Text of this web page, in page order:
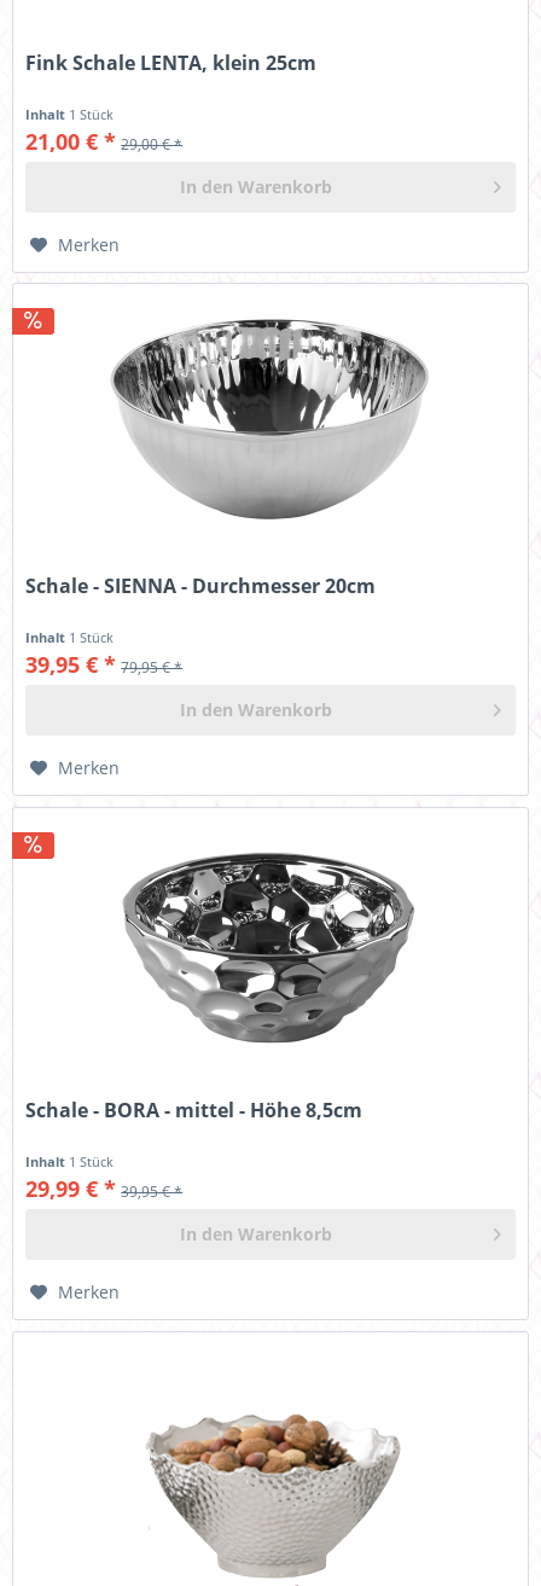
Fink Schale LENTA, klein 25cm
Inhalt 1 Stück
21,00 € * 29,00 € *
In den Warenkorb
Merken
Schale - SIENNA - Durchmesser 20cm
Inhalt 1 Stück
39,95 € * 79,95 € *
In den Warenkorb
Merken
Schale - BORA - mittel - Höhe 8,5cm
Inhalt 1 Stück
29,99 € * 39,95 € *
In den Warenkorb
Merken